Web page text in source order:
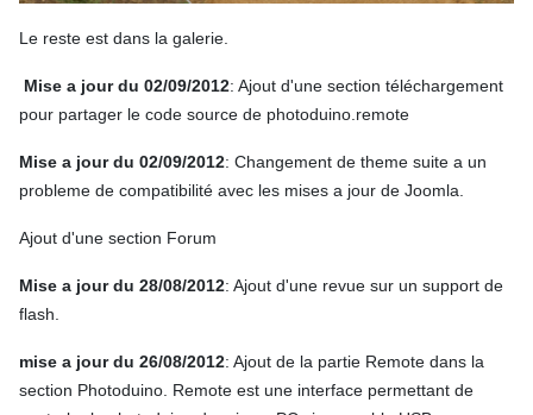
Le reste est dans la galerie.
Mise a jour du 02/09/2012: Ajout d'une section téléchargement
pour partager le code source de photoduino.remote
Mise a jour du 02/09/2012: Changement de theme suite a un
probleme de compatibilité avec les mises a jour de Joomla.
Ajout d'une section Forum
Mise a jour du 28/08/2012: Ajout d'une revue sur un support de
flash.
mise a jour du 26/08/2012: Ajout de la partie Remote dans la
section Photoduino. Remote est une interface permettant de